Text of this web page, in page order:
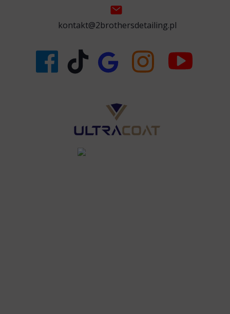
kontakt@2brothersdetailing.pl